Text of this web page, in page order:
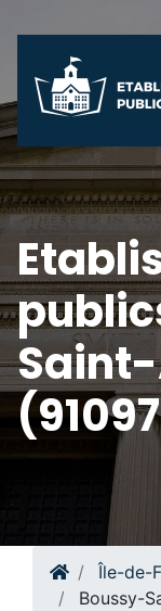
Île-de-
Boussy-